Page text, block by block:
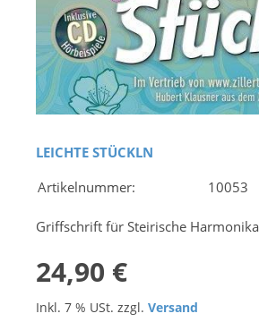
LEICHTE STÜCKLN
Artikelnummer:
10053
Griffschrift für Steirische Harmonika
24,90 €
Inkl. 7 % USt. zzgl. Versand